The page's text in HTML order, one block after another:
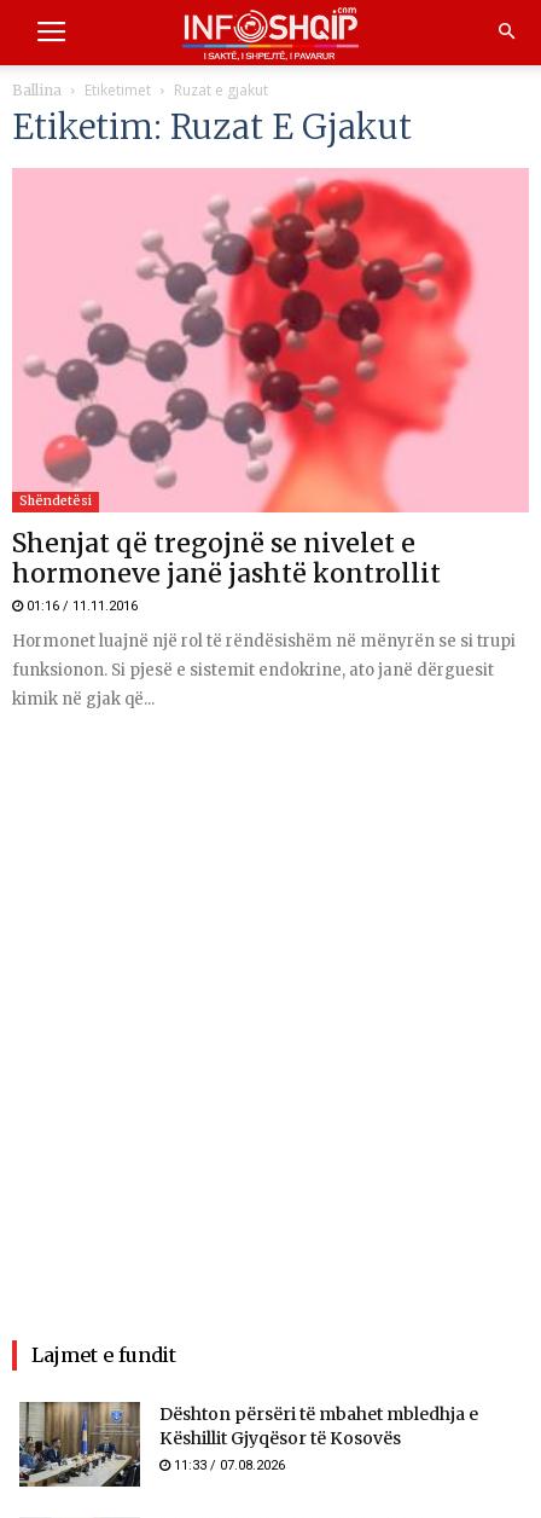
Ballina Etiketimet Ruzat e gjakut
Etiketim: Ruzat E Gjakut
Shëndetësi
Shenjat që tregojnë se nivelet e
hormoneve janë jashtë kontrollit
01:16 / 11.11.2016
Hormonet luajnë një rol të rëndësishëm në mënyrën se si trupi
funksionon. Si pjesë e sistemit endokrine, ato janë dërguesit
kimik në gjak që...
Lajmet e fundit
​Dështon përsëri të mbahet mbledhja e
Këshillit Gjyqësor të Kosovës
11:33 / 07.08.2026